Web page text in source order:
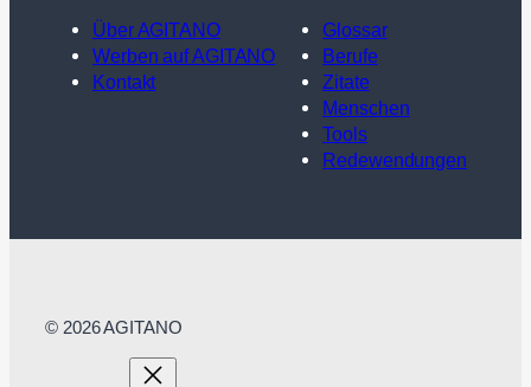
Über AGITANO
Werben auf AGITANO
Kontakt
Glossar
Berufe
Zitate
Menschen
Tools
Redewendungen
© 2026 AGITANO